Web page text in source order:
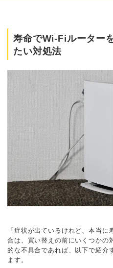
寿命でWi-Fiルーター
たい対処法
「症状が出ているけれど、本当
合は、買い替えの前にいくつかの
的な不具合であれば、以下で紹介
ます。